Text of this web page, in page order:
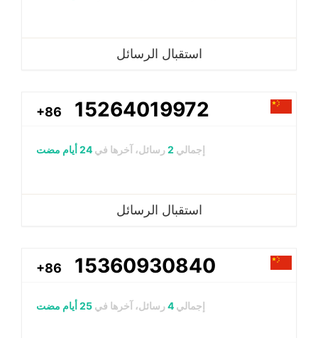
استقبال الرسائل
+86 15264019972
إجمالي 2 رسائل، آخرها في 24 أيام مضت
استقبال الرسائل
+86 15360930840
إجمالي 4 رسائل، آخرها في 25 أيام مضت